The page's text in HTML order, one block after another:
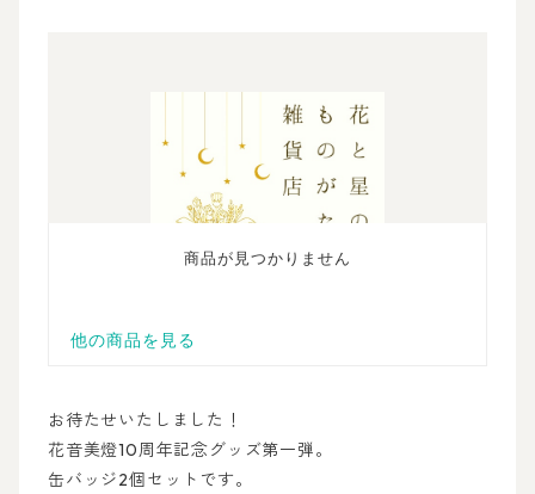
お待たせいたしました！
花音美燈10周年記念グッズ第一弾。
缶バッジ2個セットです。